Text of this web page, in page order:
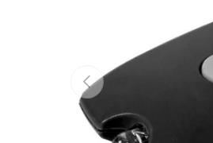
Vorherige